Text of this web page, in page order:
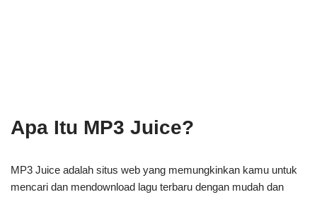
Apa Itu MP3 Juice?
MP3 Juice adalah situs web yang memungkinkan kamu untuk
mencari dan mendownload lagu terbaru dengan mudah dan